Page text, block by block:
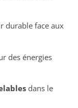
durable face aux
des énergies
dans le